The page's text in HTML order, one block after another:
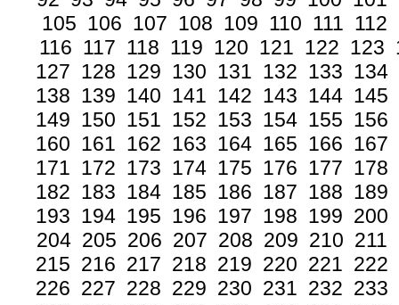
105 106 107 108 109 110 111 112
116 117 118 119 120 121 122 123
127 128 129 130 131 132 133 134
138 139 140 141 142 143 144 145
149 150 151 152 153 154 155 156
160 161 162 163 164 165 166 167
171 172 173 174 175 176 177 178
182 183 184 185 186 187 188 189
193 194 195 196 197 198 199 200
204 205 206 207 208 209 210 211
215 216 217 218 219 220 221 222
226 227 228 229 230 231 232 233